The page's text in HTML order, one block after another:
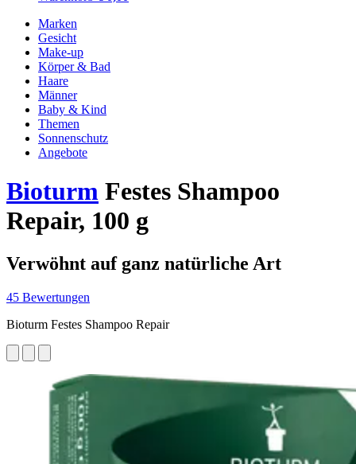
Marken
Gesicht
Make-up
Körper & Bad
Haare
Männer
Baby & Kind
Themen
Sonnenschutz
Angebote
Bioturm Festes Shampoo
Repair, 100 g
Verwöhnt auf ganz natürliche Art
45 Bewertungen
Bioturm Festes Shampoo Repair